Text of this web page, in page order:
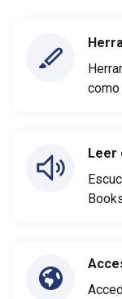
Leer